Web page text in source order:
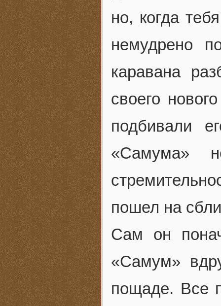
но, когда
немудрено
каравана
своего
подбивали
«Самума»
пошел на
Сам он
«Самум»
пощаде. Все